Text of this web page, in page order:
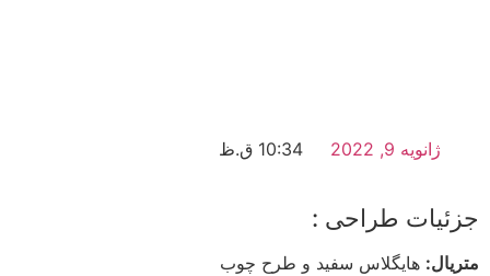
ژانویه 9, 2022 10:34 ق.ظ
جزئیات طراحی :
متریال: هایگلاس سفید و طرح چوب